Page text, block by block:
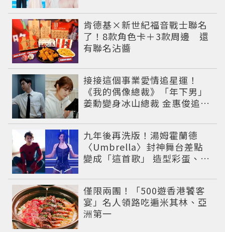
肯德基×新世紀福音戰士聯名
了！8款角色卡＋3款周邊 還
有聯名沾醬
接接這個事業愛情追星運！
《我的偶像總裁》「年下男」
姜勳變身冰山總裁 金惠俊追星
九年後再洗版！湯姆霍蘭德
〈Umbrella〉封神舞台差點
變成「這首歌」 造型彩蛋、暖
僅限兩團！「500遊香港饕客
宴」名人領路吃遍米其林、亞
洲第一